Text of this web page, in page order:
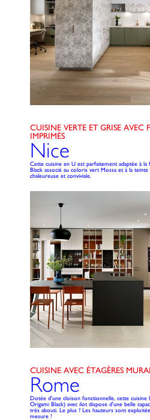
CUISINE VERTE ET GRISE AVEC
IMPRIMÉS
Nice
Cette cuisine en U est parfaitement adaptée à
Black associé au coloris vert Mossa et à la
chaleureuse et conviviale.
CUISINE AVEC ÉTAGÈRES
Rome
Dotée d'une cloison fonctionnelle, cette
Origami Black) avec ilot dispose d'une belle
très abouti. Le plus ? Les hauteurs sont
mesure !